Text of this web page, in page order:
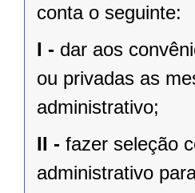
conta o seguinte:
I - dar aos
ou privadas as
administrativo;
II - fazer seleção
administrativo